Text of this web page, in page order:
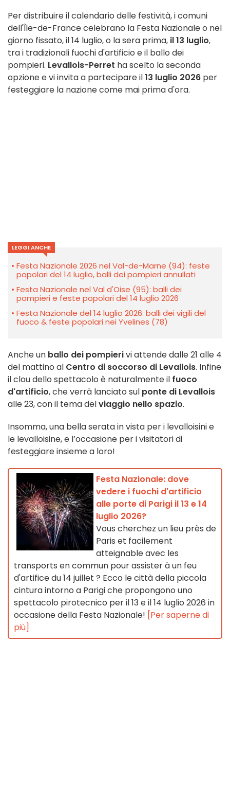
Per distribuire il calendario delle festività, i comuni
dell'Île-de-France celebrano la Festa Nazionale o nel
giorno fissato, il 14 luglio, o la sera prima, il 13 luglio,
tra i tradizionali fuochi d'artificio e il ballo dei
pompieri. Levallois-Perret ha scelto la seconda
opzione e vi invita a partecipare il13 luglio 2026 per
festeggiare la nazione come mai prima d'ora.
LEGGI ANCHE
Festa Nazionale 2026 nel Val-de-Marne (94): feste
popolari del 14 luglio, balli dei pompieri annullati
Festa Nazionale nel Val d'Oise (95): balli dei
pompieri e feste popolari del 14 luglio 2026
Festa Nazionale del 14 luglio 2026: balli dei vigili del
fuoco & feste popolari nei Yvelines (78)
Anche un ballo dei pompierivi attende dalle 21 alle 4
del mattino al Centro di soccorso di Levallois. Infine
il clou dello spettacolo è naturalmente il fuoco
d'artificio, che verrà lanciato sul ponte di Levallois
alle 23, con il tema delviaggio nello spazio.
Insomma, una bella serata in vista per i levalloisini e
le levalloisine, e l’occasione per i visitatori di
festeggiare insieme a loro!
Festa Nazionale: dove
vedere i fuochi d'artificio
alle porte di Parigi il 13 e 14
luglio 2026?
Vous cherchez un lieu près de
Paris et facilement
atteignable avec les
transports en commun pour assister à un feu
d'artifice du 14 juillet ? Ecco le città della piccola
cintura intorno a Parigi che propongono uno
spettacolo pirotecnico per il 13 e il 14 luglio 2026 in
occasione della Festa Nazionale! [Per saperne di
più]